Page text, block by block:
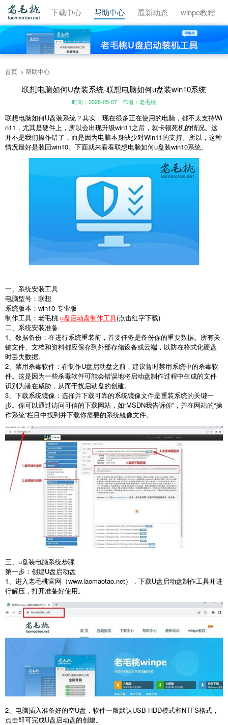
视频教程 下载中心 帮助中心 最新动态 winpe教程
首页 帮助中心
联想电脑如何U盘装系统-联想电脑如何u盘装win10系统
时间：2026-05-07 作者：老毛桃
联想电脑如何U盘装系统？其实，现在很多正在使用的电脑，都不太支持Wi
n11，尤其是硬件上，所以会出现升级win11之后，就卡顿死机的情况。这
并不是我们操作错了，而是因为电脑本身缺少对Win11的支持。所以，这种
情况最好是装回win10。下面就来看看联想电脑如何u盘装win10系统。
一、系统安装工具
电脑型号：联想
系统版本：win10 专业版
制作工具：老毛桃 u盘启动盘制作工具(点击红字下载)
二、系统安装准备
1、数据备份：在进行系统重装前，首要任务是备份你的重要数据。所有关
键文件、文档和资料都应保存到外部存储设备或云端，以防在格式化硬盘
时丢失数据。
2、禁用杀毒软件：在制作U盘启动盘之前，建议暂时禁用系统中的杀毒软
件。这是因为一些杀毒软件可能会错误地将启动盘制作过程中生成的文件
识别为潜在威胁，从而干扰启动盘的创建。
3、下载系统镜像：选择并下载可靠的系统镜像文件是重装系统的关键一
步。你可以通过访问可信的下载网站，如“MSDN我告诉你”，并在网站的“操
作系统”栏目中找到并下载你需要的系统镜像文件。
三、u盘装电脑系统步骤
第一步：创建U盘启动盘
1、进入老毛桃官网（www.laomaotao.net），下载U盘启动盘制作工具并进
行解压，打开准备好使用。
2、电脑插入准备好的空U盘，软件一般默认USB-HDD模式和NTFS格式，
点击即可完成U盘启动盘的创建。